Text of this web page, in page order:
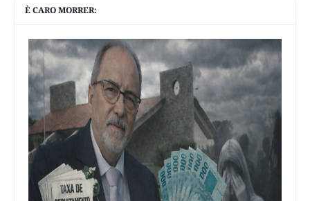
È CARO MORRER: